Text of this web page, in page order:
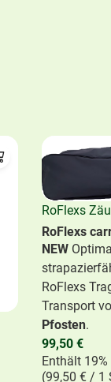
RoFlexs
RoFlexs
NEW
RoFlexs
Transport
Pfosten.
99,50 €
Enthält
(99,50 €/ 1